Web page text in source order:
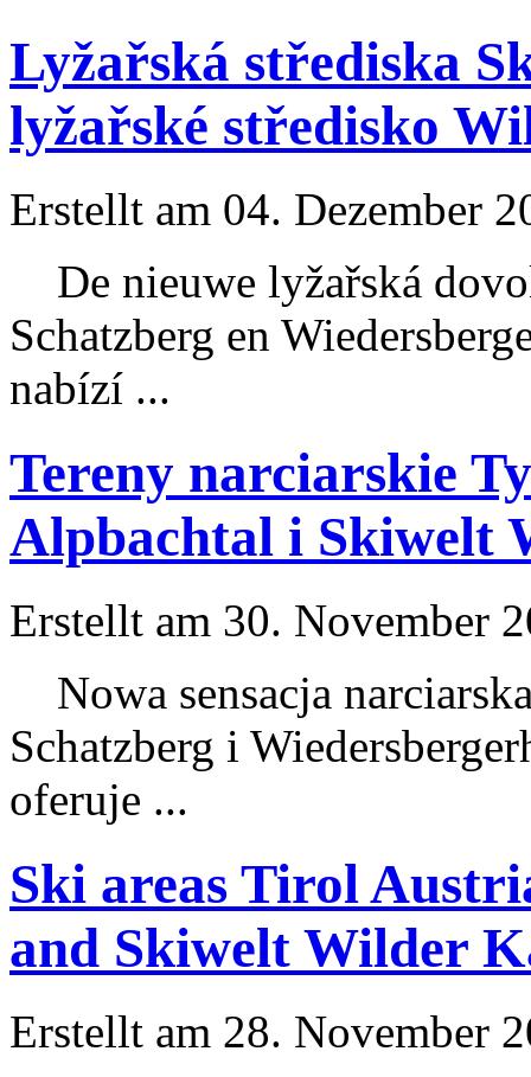
Lyžařská střediska
lyžařské středisko
Erstellt am 04. Dezember
De nieuwe lyžařská
Schatzberg en
nabízí ...
Tereny narciarskie
Alpbachtal i Skiwelt
Erstellt am 30. November
Nowa sensacja
Schatzberg i
oferuje ...
Ski areas Tirol
and Skiwelt Wilder
Erstellt am 28. November